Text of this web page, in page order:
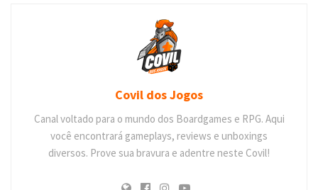
Covil dos Jogos
Canal voltado para o mundo dos Boardgames e RPG. Aqui
você encontrará gameplays, reviews e unboxings
diversos. Prove sua bravura e adentre neste Covil!